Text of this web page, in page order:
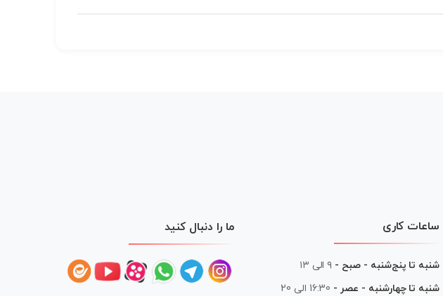
ساعات کاری
شنبه تا پنج‌شنبه - صبح - ۹ الی ۱۳
شنبه تا چهارشنبه - عصر - 16:30 الی 20
ما را دنبال کنید